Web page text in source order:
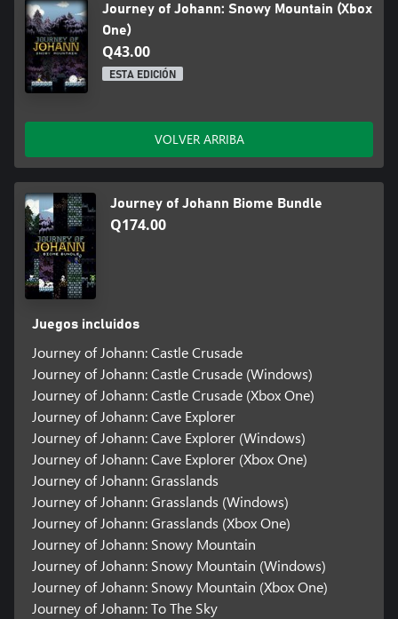
Journey of Johann: Snowy Mountain (Xbox
One)
Q43.00
ESTA EDICIÓN
VOLVER ARRIBA
Journey of Johann Biome Bundle
Q174.00
Juegos incluidos
Journey of Johann: Castle Crusade
Journey of Johann: Castle Crusade (Windows)
Journey of Johann: Castle Crusade (Xbox One)
Journey of Johann: Cave Explorer
Journey of Johann: Cave Explorer (Windows)
Journey of Johann: Cave Explorer (Xbox One)
Journey of Johann: Grasslands
Journey of Johann: Grasslands (Windows)
Journey of Johann: Grasslands (Xbox One)
Journey of Johann: Snowy Mountain
Journey of Johann: Snowy Mountain (Windows)
Journey of Johann: Snowy Mountain (Xbox One)
Journey of Johann: To The Sky